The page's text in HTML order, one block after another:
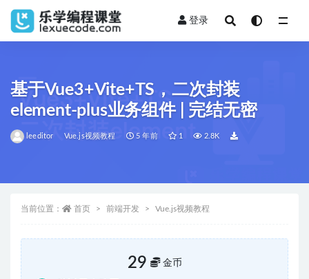
登录
基于Vue3+Vite+TS，二次封装
element-plus业务组件 | 完结无密
leeditor Vue.js视频教程 5 年前 1 2.8K
当前位置： 首页 前端开发 Vue.js视频教程
29 金币